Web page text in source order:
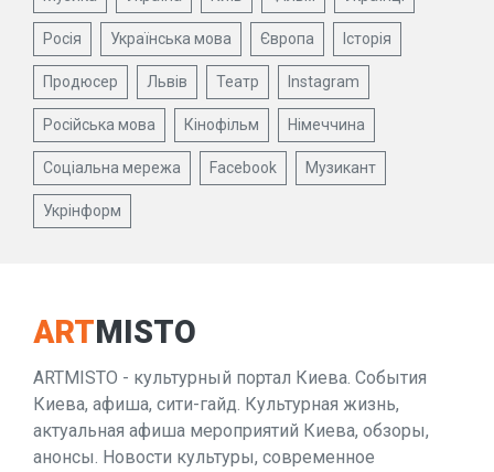
Росія Українська мова Європа Історія
Продюсер Львів Театр Instagram
Російська мова Кінофільм Німеччина
Соціальна мережа Facebook Музикант
Укрінформ
ARTMISTO
ARTMISTO - культурный портал Киева. События
Киева, афиша, сити-гайд. Культурная жизнь,
актуальная афиша мероприятий Киева, обзоры,
анонсы. Новости культуры, современное